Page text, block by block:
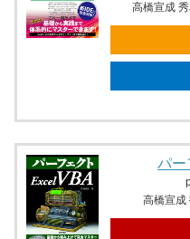
高橋宣成
パー
高橋宣成